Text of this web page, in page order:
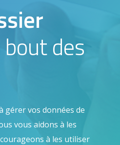
des
gérer vos données de
vous aidons à les
à les utiliser